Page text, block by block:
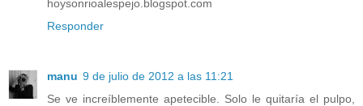
hoysonrioalespejo.blogspot.com
Responder
manu 9 de julio de 2012 a las 11:21
Se ve increíblemente apetecible. Solo le quitaría el pulpo,